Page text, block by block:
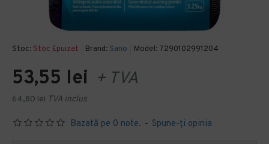
Stoc: Stoc Epuizat Brand: Sano Model: 7290102991204
Bazată pe 0 note. - Spune-ţi opinia
53,55 lei + TVA
64,80 lei TVA inclus